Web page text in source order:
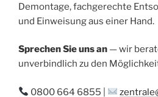
Demontage, fachgerechte
und Einweisung aus einer Hand.
Sprechen Sie uns an — wir
unverbindlich zu den
0800 664 6855 |